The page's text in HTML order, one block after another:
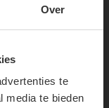
Over
te
media te bieden
or exclusive